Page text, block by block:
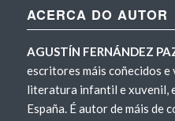
ACERCA DO AUTOR
AGUSTÍN FERNÁNDEZ
escritores máis coñecidos
literatura infantil e xuvenil,
España. É autor de máis de